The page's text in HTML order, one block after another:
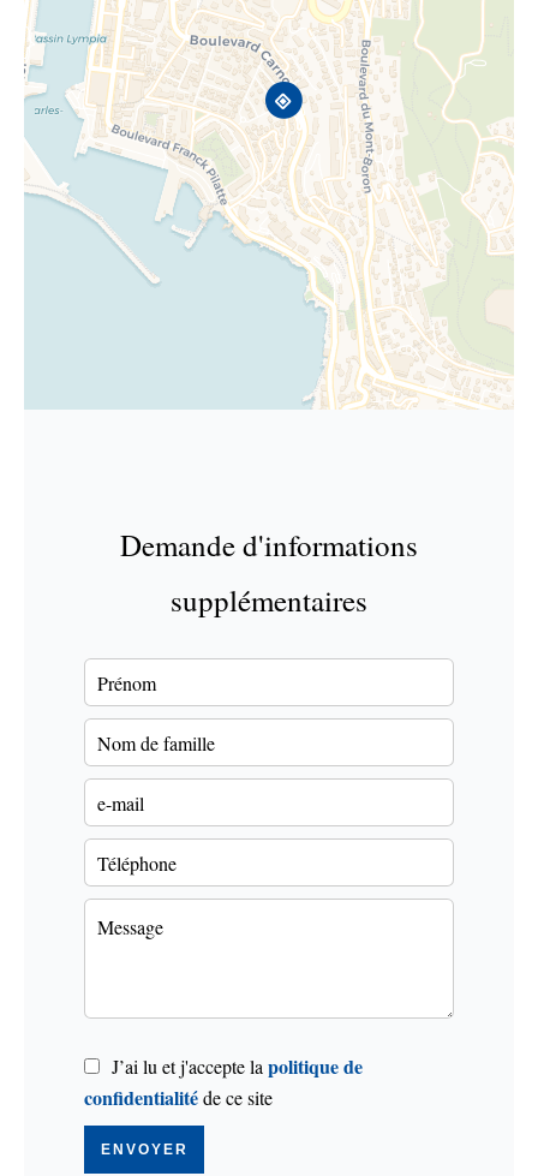
Demande d'informations
supplémentaires
J’ai lu et j'accepte la politique de
confidentialitéde ce site
ENVOYER